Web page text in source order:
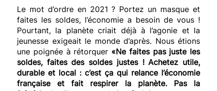
Le mot d’ordre en 2021 ? Portez un masque et
faites les soldes, l’économie a besoin de vous !
Pourtant, la planète criait déjà à l’agonie et la
jeunesse exigeait le monde d’après. Nous étions
une poignée à rétorquer «Ne faites pas juste les
soldes, faites des soldes justes ! Achetez utile,
durable et local : c’est ça qui relance l’économie
française et fait respirer la planète. Pas la